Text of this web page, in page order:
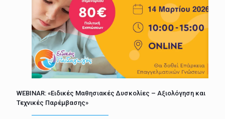
WEBINAR: «Ειδικές Μαθησιακές Δυσκολίες – Αξιολόγηση και
Τεχνικές Παρέμβασης»